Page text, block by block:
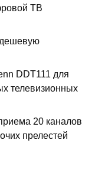
ТВ
дешевую
DDT111 для
телевизионных
20 каналов
прелестей